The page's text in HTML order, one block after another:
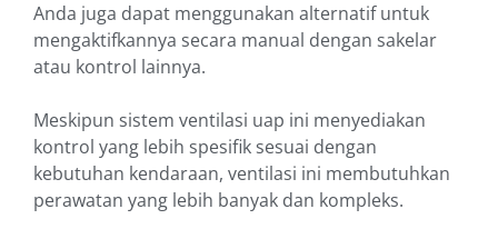
Anda juga dapat menggunakan alternatif untuk
mengaktifkannya secara manual dengan sakelar
atau kontrol lainnya.
Meskipun sistem ventilasi uap ini menyediakan
kontrol yang lebih spesifik sesuai dengan
kebutuhan kendaraan, ventilasi ini membutuhkan
perawatan yang lebih banyak dan kompleks.